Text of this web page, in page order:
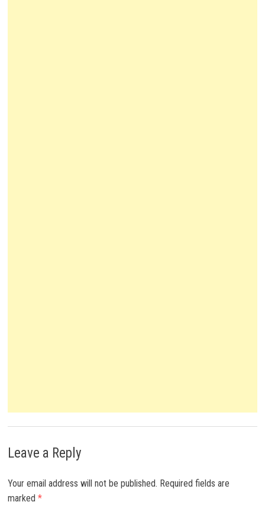
Leave a Reply
Your email address will not be published. Required fields are
marked *